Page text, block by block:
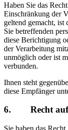
Haben Sie das
Einschränkung der
geltend gemacht, ist
Sie betreffenden
diese Berichtigung
der Verarbeitung
unmöglich oder ist
verbunden.
Ihnen steht
diese Empfänger
6. Recht auf
Sie haben das